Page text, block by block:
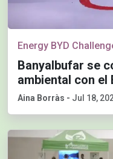
Energy BYD
Banyalbufar se
ambiental con el
Aina Borràs - Jul 18,